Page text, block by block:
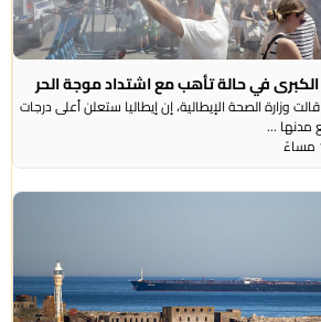
في حالة تأهب مع اشتداد موجة الحر
الصحة الإيطالية، إن إيطاليا ستعلن أعلى درجات
...